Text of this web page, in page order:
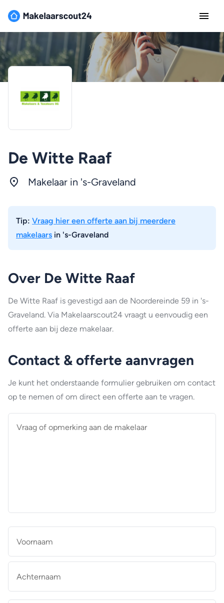
De Witte Raaf
Makelaar in 's-Graveland
Tip: Vraag hier een offerte aan bij meerdere
makelaars in 's-Graveland
Over De Witte Raaf
De Witte Raaf is gevestigd aan de Noordereinde 59 in 's-
Graveland. Via Makelaarscout24 vraagt u eenvoudig een
offerte aan bij deze makelaar.
Contact & offerte aanvragen
Je kunt het onderstaande formulier gebruiken om contact
op te nemen of om direct een offerte aan te vragen.